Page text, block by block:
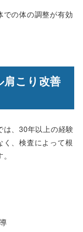
での体の調整が有効
こり改善
、30年以上の経験
く、検査によって根